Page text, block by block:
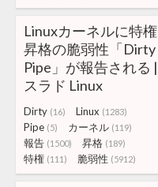
Linuxカーネルに特権
昇格の脆弱性「Dirty
Pipe」が報告される |
スラド Linux
Dirty (16) Linux (1283)
Pipe (5) カーネル (119)
報告 (1500) 昇格 (189)
特権 (111) 脆弱性 (5912)